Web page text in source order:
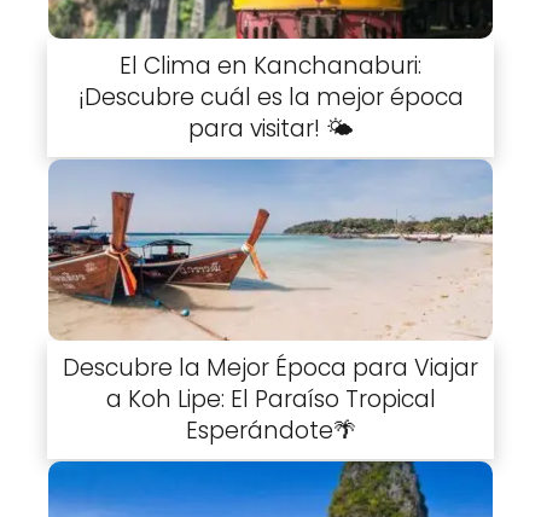
El Clima en Kanchanaburi:
¡Descubre cuál es la mejor época
para visitar! 🌤️
Descubre la Mejor Época para Viajar
a Koh Lipe: El Paraíso Tropical
Esperándote🌴